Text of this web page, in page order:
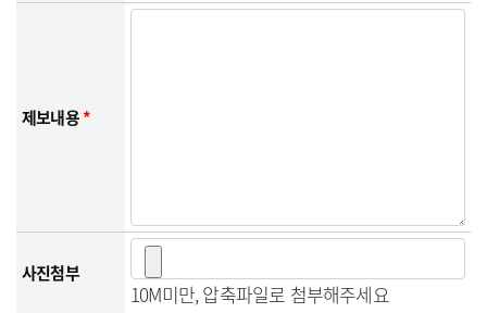
제보내용*
사진첨부
10M미만, 압축파일로 첨부해주세요